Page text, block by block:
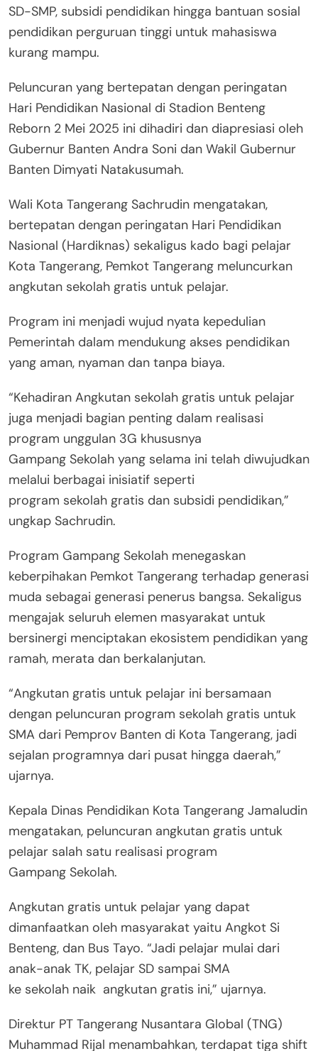
SD-SMP, subsidi pendidikan hingga bantuan sosial
pendidikan perguruan tinggi untuk mahasiswa
kurang mampu.
Peluncuran yang bertepatan dengan peringatan
Hari Pendidikan Nasional di Stadion Benteng
Reborn 2 Mei 2025 ini dihadiri dan diapresiasi oleh
Gubernur Banten Andra Soni dan Wakil Gubernur
Banten Dimyati Natakusumah.
Wali Kota Tangerang Sachrudin mengatakan,
bertepatan dengan peringatan Hari Pendidikan
Nasional (Hardiknas) sekaligus kado bagi pelajar
Kota Tangerang, Pemkot Tangerang meluncurkan
angkutan sekolah gratis untuk pelajar.
Program ini menjadi wujud nyata kepedulian
Pemerintah dalam mendukung akses pendidikan
yang aman, nyaman dan tanpa biaya.
“Kehadiran Angkutan sekolah gratis untuk pelajar
juga menjadi bagian penting dalam realisasi
program unggulan 3G khususnya
Gampang Sekolah yang selama ini telah diwujudkan
melalui berbagai inisiatif seperti
program sekolah gratis dan subsidi pendidikan,”
ungkap Sachrudin.
Program Gampang Sekolah menegaskan
keberpihakan Pemkot Tangerang terhadap generasi
muda sebagai generasi penerus bangsa. Sekaligus
mengajak seluruh elemen masyarakat untuk
bersinergi menciptakan ekosistem pendidikan yang
ramah, merata dan berkalanjutan.
“Angkutan gratis untuk pelajar ini bersamaan
dengan peluncuran program sekolah gratis untuk
SMA dari Pemprov Banten di Kota Tangerang, jadi
sejalan programnya dari pusat hingga daerah,”
ujarnya.
Kepala Dinas Pendidikan Kota Tangerang Jamaludin
mengatakan, peluncuran angkutan gratis untuk
pelajar salah satu realisasi program
Gampang Sekolah.
Angkutan gratis untuk pelajar yang dapat
dimanfaatkan oleh masyarakat yaitu Angkot Si
Benteng, dan Bus Tayo. “Jadi pelajar mulai dari
anak-anak TK, pelajar SD sampai SMA
ke sekolah naik angkutan gratis ini,” ujarnya.
Direktur PT Tangerang Nusantara Global (TNG)
Muhammad Rijal menambahkan, terdapat tiga shift